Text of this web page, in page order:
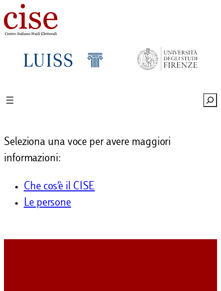
Vai
al
Seleziona una voce per avere maggiori
informazioni:
Che cos’è il CISE
Le persone